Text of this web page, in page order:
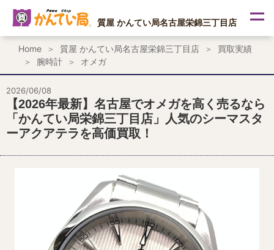
ス
プ
質屋 かんてい局名古屋栄錦三丁目店
Home 質屋 かんてい局名古屋栄錦三丁目店
買取実績
腕時計
オメガ
2026/06/08
【2026年最新】名古屋でオメガを高く売るなら
「かんてい局栄錦三丁目店」人気のシーマスタ
ーアクアテラを高価買取！